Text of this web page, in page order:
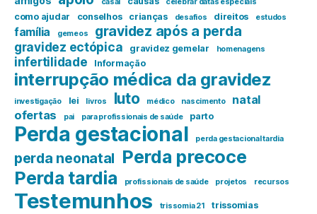
como ajudar conselhos crianças desafios direitos estudos
família gemeos gravidez após a perda
gravidez ectópica gravidez gemelar homenagens
infertilidade Informação
interrupção médica da gravidez
investigação lei livros luto médico nascimento natal
ofertas pai para profissionais de saúde parto
Perda gestacional perda gestacional tardia
perda neonatal Perda precoce
Perda tardia
profissionais de saúde projetos recursos
Testemunhos trissomia 21 trissomias